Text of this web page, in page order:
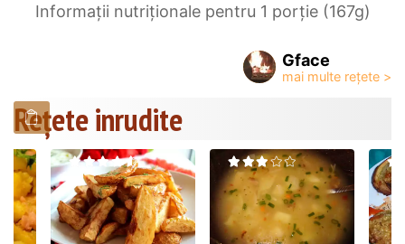
Informații nutriționale pentru 1 porție (167g)
Gface
Rețete inrudite